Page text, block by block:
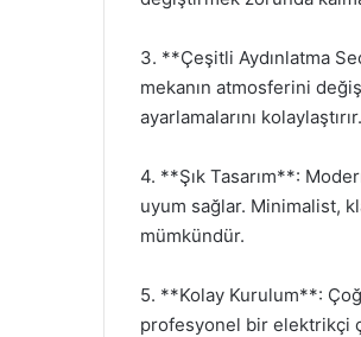
3. **Çeşitli Aydınlatma
mekanın atmosferini
ayarlamalarını kolaylaştırır.
4. **Şık Tasarım**:
uyum sağlar. Minimalist,
mümkündür.
5. **Kolay Kurulum**:
profesyonel bir elektrikçi